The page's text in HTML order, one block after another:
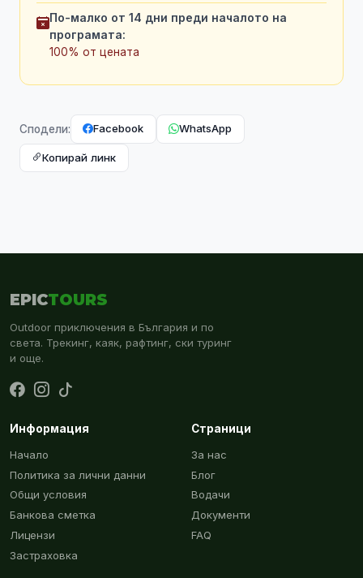
По-малко от 14 дни преди началото на
програмата:
100% от цената
Сподели: Facebook WhatsApp
Копирай линк
EPICTOURS
Outdoor приключения в България и по
света. Трекинг, каяк, рафтинг, ски туринг
и още.
Информация
Начало
Политика за лични данни
Общи условия
Банкова сметка
Лицензи
Застраховка
Страници
За нас
Блог
Водачи
Документи
FAQ